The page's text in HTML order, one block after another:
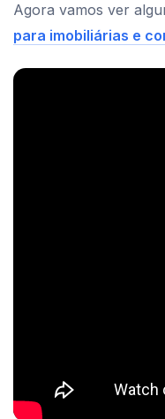
Agora vamos ver
para imobiliárias e